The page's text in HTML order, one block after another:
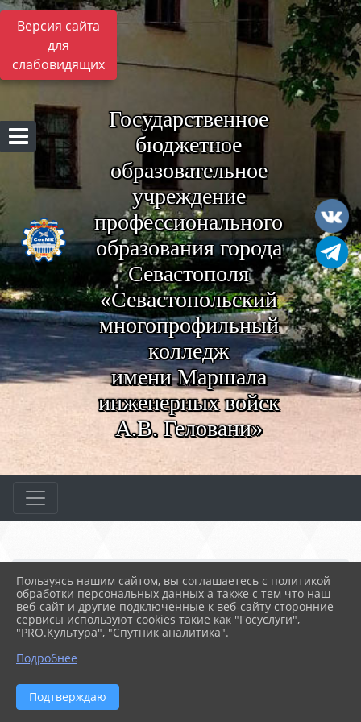
Версия сайта
для
слабовидящих
Государственное
бюджетное
образовательное
учреждение
профессионального
образования города
Севастополя
«Севастопольский
многопрофильный
колледж
имени Маршала
инженерных войск
А.В. Геловани»
Главная МЕРОПРИЯТИЯ
Новости
Морская практика
Открытый урок "Пожарн...
02.05.2023 05:18
ОТКРЫТЫЙ УРОК "ПОЖАРНАЯ
Пользуясь нашим сайтом, вы соглашаетесь с политикой
обработки персональных данных а также с тем что наш
веб-сайт и другие подключенные к веб-сайту сторонние
сервисы используют cookies такие как "Госуслуги",
"PRO.Культура", "Спутник аналитика".
Подробнее
Подтверждаю